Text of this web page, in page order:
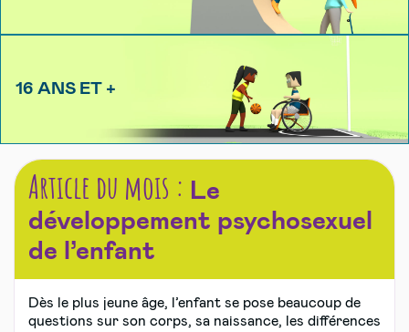
16 ANS ET +
Article du mois : Le
développement psychosexuel
de l’enfant
Dès le plus jeune âge, l’enfant se pose beaucoup de
questions sur son corps, sa naissance, les différences